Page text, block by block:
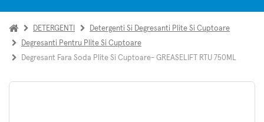
DETERGENTI
Detergenti Si Degresanti Plite Si Cuptoare
Degresanti Pentru Plite Si Cuptoare
Degresant Fara Soda Plite Si Cuptoare- GREASELIFT RTU 750ML